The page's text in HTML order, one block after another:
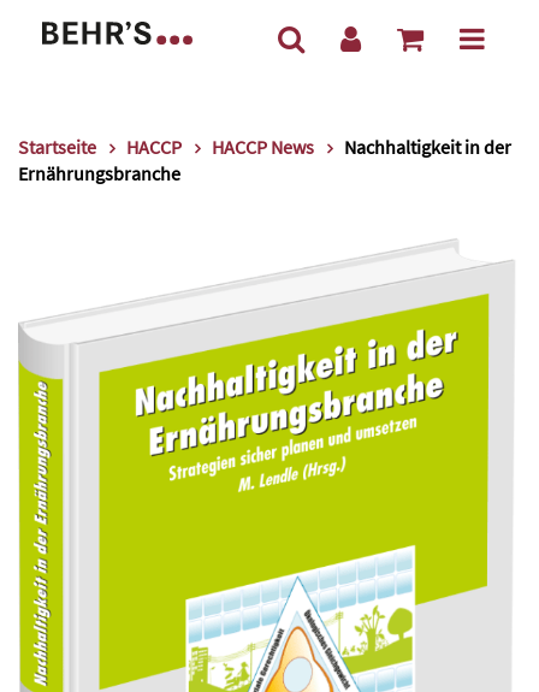
Startseite HACCP HACCP News
Nachhaltigkeit in der
Ernährungsbranche